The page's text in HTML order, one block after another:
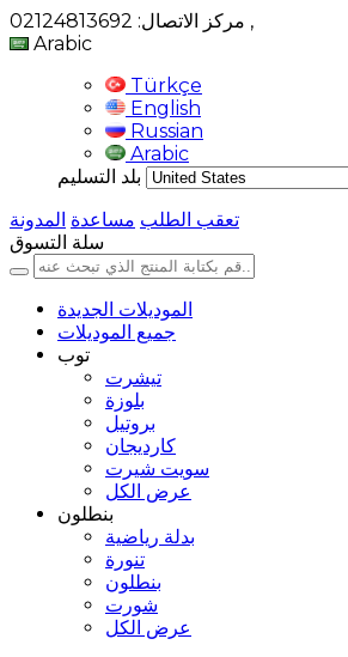
,
Arabic
Türkçe
English
Russian
Arabic
بلد التسليم
تعقب الطلب مساعدة المدونة
سلة التسوق
الموديلات الجديدة
جميع الموديلات
توب
تيشرت
بلوزة
بروتيل
كارديجان
سويت شيرت
عرض الكل
بنطلون
بدلة رياضية
تنورة
بنطلون
شورت
عرض الكل